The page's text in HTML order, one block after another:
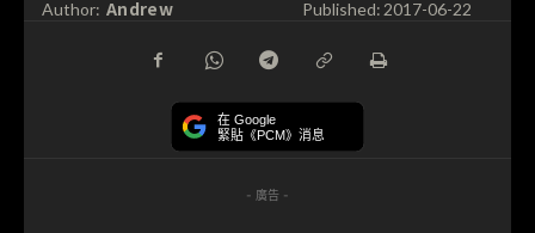
Author: Andrew Published:2017-06-22
在 Google
緊貼《PCM》消息
- 廣告 -